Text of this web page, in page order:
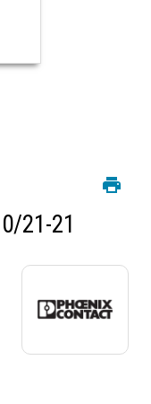
21-21